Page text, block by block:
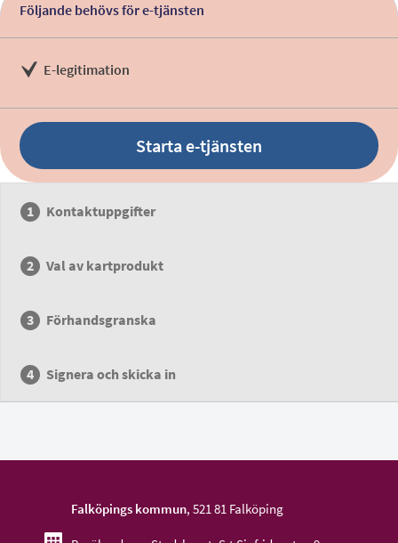
Följande behövs för e-tjänsten
E-legitimation
Starta e-tjänsten
Kontaktuppgifter
Val av kartprodukt
Förhandsgranska
Signera och skicka in
Falköpings kommun, 521 81 Falköping